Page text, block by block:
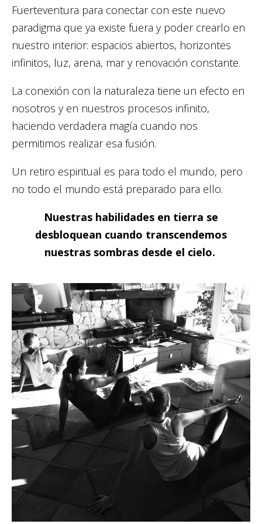
Fuerteventura para conectar con este nuevo
paradigma que ya existe fuera y poder crearlo en
nuestro interior: espacios abiertos, horizontes
infinitos, luz, arena, mar y renovación constante.
La conexión con la naturaleza tiene un efecto en
nosotros y en nuestros procesos infinito,
haciendo verdadera magía cuando nos
permitimos realizar esa fusión.
Un retiro espiritual es para todo el mundo, pero
no todo el mundo está preparado para ello.
Nuestras habilidades en tierra se
desbloquean cuando transcendemos
nuestras sombras desde el cielo.